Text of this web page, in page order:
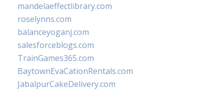
mandelaeffectlibrary.com
roselynns.com
balanceyoganj.com
salesforceblogs.com
TrainGames365.com
BaytownEvaCationRentals.com
JabalpurCakeDelivery.com